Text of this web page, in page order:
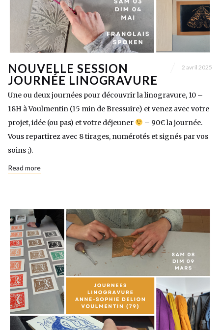
NOUVELLE SESSION
JOURNÉE LINOGRAVURE
2 avril 2025
Une ou deux journées pour découvrir la linogravure, 10 –
18H à Voulmentin (15 min de Bressuire) et venez avec votre
projet, idée (ou pas) et votre déjeuner
– 90€ la journée.
Vous repartirez avec 8 tirages, numérotés et signés par vos
soins ;).
Read more